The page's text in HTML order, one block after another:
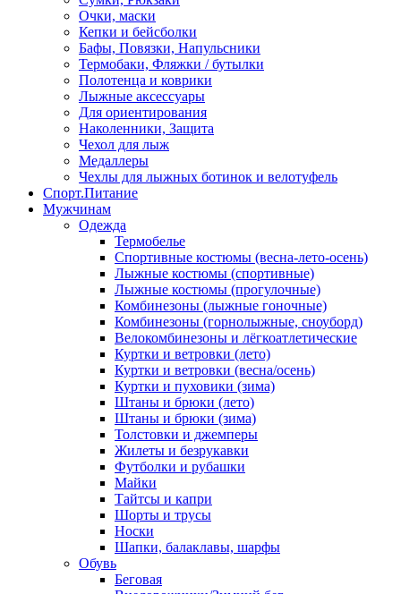
Очки, маски
Кепки и бейсболки
Бафы, Повязки, Напульсники
Термобаки, Фляжки / бутылки
Полотенца и коврики
Лыжные аксессуары
Для ориентирования
Наколенники, Защита
Чехол для лыж
Медаллеры
Чехлы для лыжных ботинок и велотуфель
Спорт.Питание
Мужчинам
Одежда
Термобелье
Спортивные костюмы (весна-лето-осень)
Лыжные костюмы (спортивные)
Лыжные костюмы (прогулочные)
Комбинезоны (лыжные гоночные)
Комбинезоны (горнолыжные, сноуборд)
Велокомбинезоны и лёгкоатлетические
Куртки и ветровки (лето)
Куртки и ветровки (весна/осень)
Куртки и пуховики (зима)
Штаны и брюки (лето)
Штаны и брюки (зима)
Толстовки и джемперы
Жилеты и безрукавки
Футболки и рубашки
Майки
Тайтсы и капри
Шорты и трусы
Носки
Шапки, балаклавы, шарфы
Обувь
Беговая